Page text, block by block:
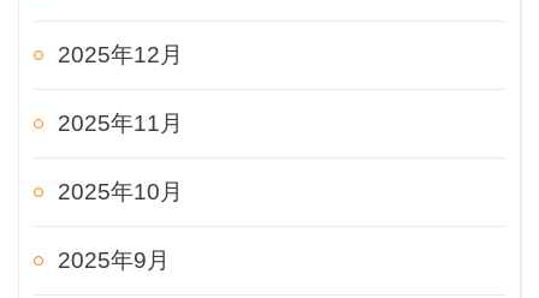
2025年12月
2025年11月
2025年10月
2025年9月